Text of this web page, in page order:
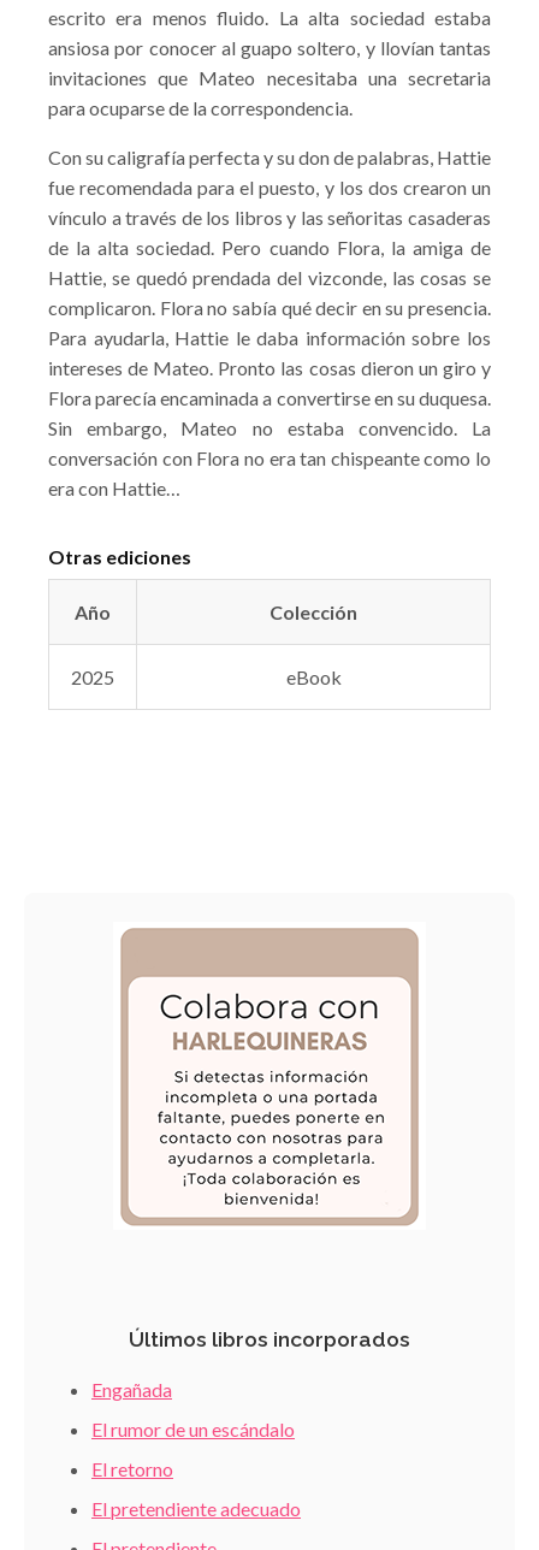
escrito era menos fluido. La alta sociedad estaba
ansiosa por conocer al guapo soltero, y llovían tantas
invitaciones que Mateo necesitaba una secretaria
para ocuparse de la correspondencia.
Con su caligrafía perfecta y su don de palabras, Hattie
fue recomendada para el puesto, y los dos crearon un
vínculo a través de los libros y las señoritas casaderas
de la alta sociedad. Pero cuando Flora, la amiga de
Hattie, se quedó prendada del vizconde, las cosas se
complicaron. Flora no sabía qué decir en su presencia.
Para ayudarla, Hattie le daba información sobre los
intereses de Mateo. Pronto las cosas dieron un giro y
Flora parecía encaminada a convertirse en su duquesa.
Sin embargo, Mateo no estaba convencido. La
conversación con Flora no era tan chispeante como lo
era con Hattie…
Otras ediciones
Año Colección
2025 eBook
Últimos libros incorporados
Engañada
El rumor de un escándalo
El retorno
El pretendiente adecuado